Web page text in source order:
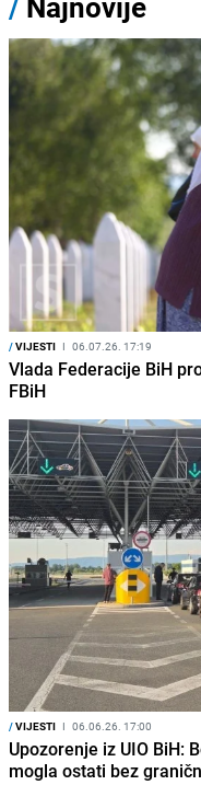
/VIJESTI I 06.07.26. 17:19
Vlada Federacije BiH
FBiH
/VIJESTI I 06.06.26. 17:00
Upozorenje iz UIO BiH:
mogla ostati bez